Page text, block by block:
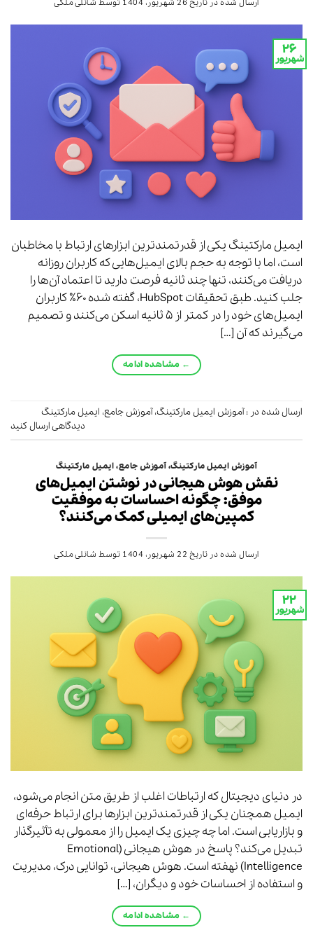
ارسال شده در تاریخ26 شهریور، 1404 توسط شانلی ملکی
۲۶
شهریور
ایمیل مارکتینگ یکی از قدرتمندترین ابزارهای ارتباط با مخاطبان
است، اما با توجه به حجم بالای ایمیل‌هایی که کاربران روزانه
دریافت می‌کنند، تنها چند ثانیه فرصت دارید تا اعتماد آن‌ها را
جلب کنید. طبق تحقیقات HubSpot، گفته شده ۶۰٪ کاربران
ایمیل‌های خود را در کمتر از ۵ ثانیه اسکن می‌کنند و تصمیم
می‌گیرند که آن […]
← مشاهده ادامه
ارسال شده در :آموزش ایمیل مارکتینگ،آموزش جامع، ایمیل مارکتینگ
دیدگاهی ارسال کنید
آموزش ایمیل مارکتینگ،آموزش جامع،ایمیل مارکتینگ
نقش هوش هیجانی در نوشتن ایمیل‌های
موفق: چگونه احساسات به موفقیت
کمپین‌های ایمیلی کمک می‌کنند؟
ارسال شده در تاریخ 22 شهریور، 1404 توسط شانلی ملکی
۲۲
شهریور
در دنیای دیجیتال که ارتباطات اغلب از طریق متن انجام می‌شود،
ایمیل همچنان یکی از قدرتمندترین ابزارها برای ارتباط حرفه‌ای
و بازاریابی است. اما چه چیزی یک ایمیل را از معمولی به تأثیرگذار
تبدیل می‌کند؟ پاسخ در هوش هیجانی (Emotional
Intelligence) نهفته است. هوش هیجانی، توانایی درک، مدیریت
و استفاده از احساسات خود و دیگران، […]
← مشاهده ادامه